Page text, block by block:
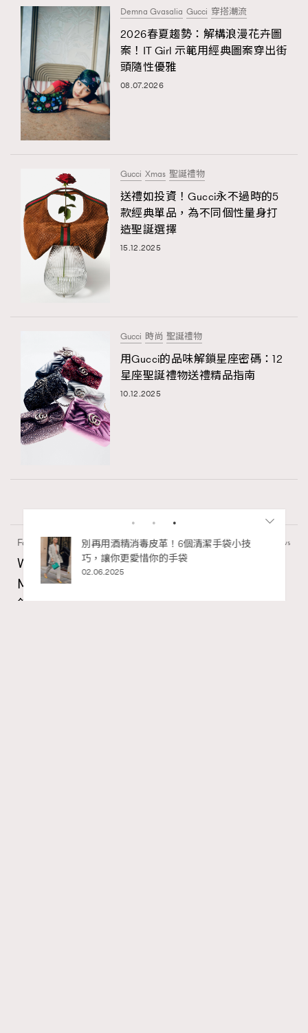
Demna Gvasalia Gucci 穿搭潮流
2026春夏趨勢：解構浪漫花卉圖
案！IT Girl 示範用經典圖案穿出街
頭隨性優雅
08.07.2026
Gucci Xmas 聖誕禮物
送禮如投資！Gucci永不過時的5
款經典單品，為不同個性量身打
造聖誕選擇
15.12.2025
Gucci 時尚 聖誕禮物
用Gucci的品味解鎖星座密碼：12
星座聖誕禮物送禮精品指南
10.12.2025
Fashion 130 views
Watches and Wonders 2026: CHANEL全新
Mademoiselle Privé Bouton Lion獅子系列戒指
錶與長頸鏈錶
的顯
別再用酒精消毒皮革！6個清潔手袋小技
巧，讓你更愛惜你的手袋
02.06.2025